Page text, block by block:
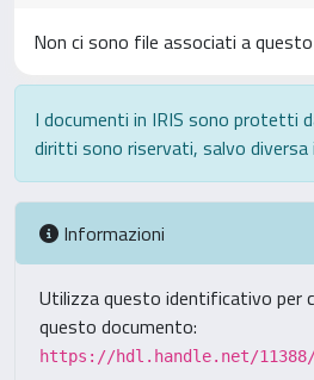
Non ci sono file associati a
I documenti in IRIS sono protetti
diritti sono riservati, salvo diversa
Informazioni
Utilizza questo identificativo per
questo documento:
https://hdl.handle.net/11388/